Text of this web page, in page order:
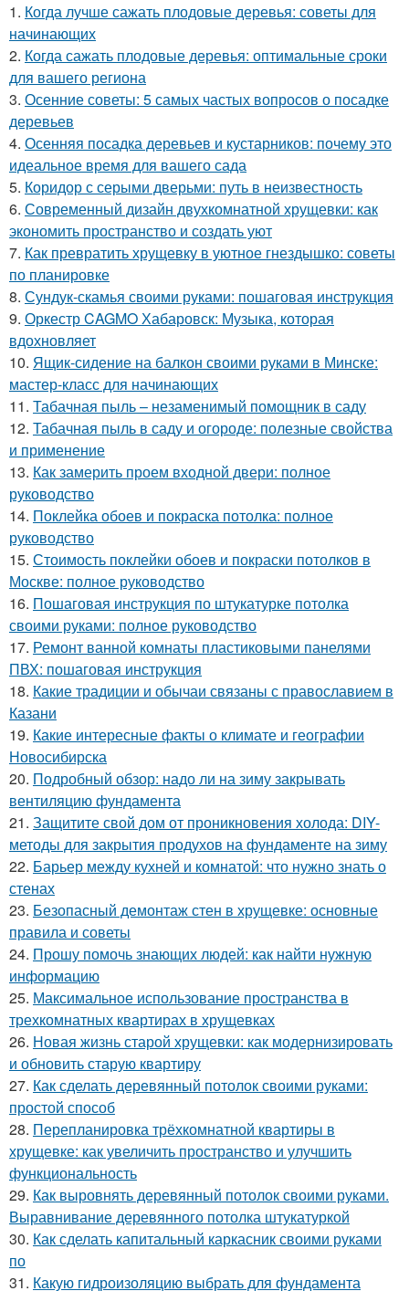
1. Когда лучше сажать плодовые деревья: советы для
начинающих
2. Когда сажать плодовые деревья: оптимальные сроки
для вашего региона
3. Осенние советы: 5 самых частых вопросов о посадке
деревьев
4. Осенняя посадка деревьев и кустарников: почему это
идеальное время для вашего сада
5. Коридор с серыми дверьми: путь в неизвестность
6. Современный дизайн двухкомнатной хрущевки: как
экономить пространство и создать уют
7. Как превратить хрущевку в уютное гнездышко: советы
по планировке
8. Сундук-скамья своими руками: пошаговая инструкция
9. Оркестр CAGMO Хабаровск: Музыка, которая
вдохновляет
10. Ящик-сидение на балкон своими руками в Минске:
мастер-класс для начинающих
11. Табачная пыль – незаменимый помощник в саду
12. Табачная пыль в саду и огороде: полезные свойства
и применение
13. Как замерить проем входной двери: полное
руководство
14. Поклейка обоев и покраска потолка: полное
руководство
15. Стоимость поклейки обоев и покраски потолков в
Москве: полное руководство
16. Пошаговая инструкция по штукатурке потолка
своими руками: полное руководство
17. Ремонт ванной комнаты пластиковыми панелями
ПВХ: пошаговая инструкция
18. Какие традиции и обычаи связаны с православием в
Казани
19. Какие интересные факты о климате и географии
Новосибирска
20. Подробный обзор: надо ли на зиму закрывать
вентиляцию фундамента
21. Защитите свой дом от проникновения холода: DIY-
методы для закрытия продухов на фундаменте на зиму
22. Барьер между кухней и комнатой: что нужно знать о
стенах
23. Безопасный демонтаж стен в хрущевке: основные
правила и советы
24. Прошу помочь знающих людей: как найти нужную
информацию
25. Максимальное использование пространства в
трехкомнатных квартирах в хрущевках
26. Новая жизнь старой хрущевки: как модернизировать
и обновить старую квартиру
27. Как сделать деревянный потолок своими руками:
простой способ
28. Перепланировка трёхкомнатной квартиры в
хрущевке: как увеличить пространство и улучшить
функциональность
29. Как выровнять деревянный потолок своими руками.
Выравнивание деревянного потолка штукатуркой
30. Как сделать капитальный каркасник своими руками
по
31. Какую гидроизоляцию выбрать для фундамента